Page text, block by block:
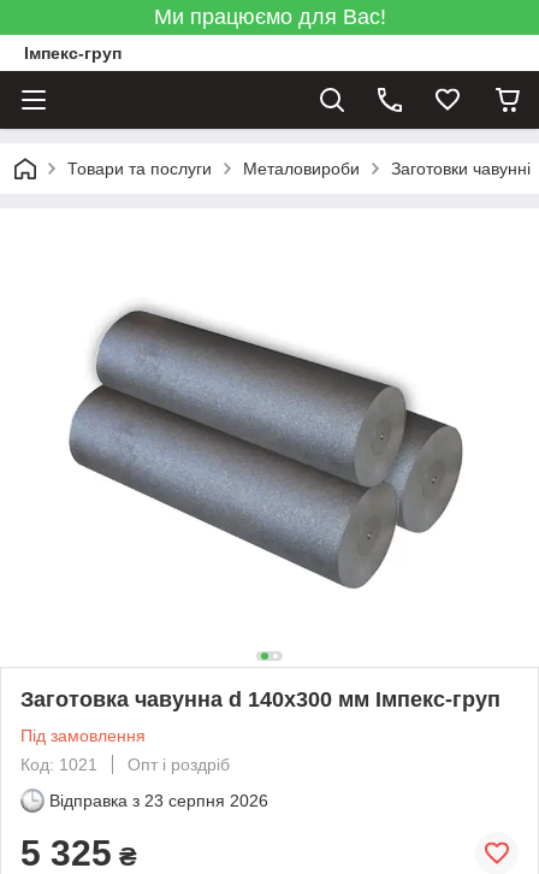
Ми працюємо для Вас!
Імпекс-груп
Товари та послуги Металовироби Заготовки чавунні
Заготовка чавунна d 140х300 мм Імпекс-груп
Під замовлення
Код: 1021
Опт і роздріб
Відправка з 23 серпня 2026
5 325 ₴